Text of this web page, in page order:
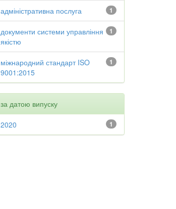
1
адміністративна послуга
1
документи системи управління
якістю
1
міжнародний стандарт ISO
9001:2015
за датою випуску
1
2020